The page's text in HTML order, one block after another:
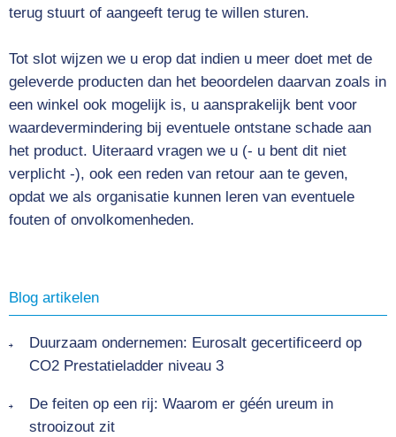
terug stuurt of aangeeft terug te willen sturen.
Tot slot wijzen we u erop dat indien u meer doet met de
geleverde producten dan het beoordelen daarvan zoals in
een winkel ook mogelijk is, u aansprakelijk bent voor
waardevermindering bij eventuele ontstane schade aan
het product. Uiteraard vragen we u (- u bent dit niet
verplicht -), ook een reden van retour aan te geven,
opdat we als organisatie kunnen leren van eventuele
fouten of onvolkomenheden.
Blog artikelen
Duurzaam ondernemen: Eurosalt gecertificeerd op
CO2 Prestatieladder niveau 3
De feiten op een rij: Waarom er géén ureum in
strooizout zit